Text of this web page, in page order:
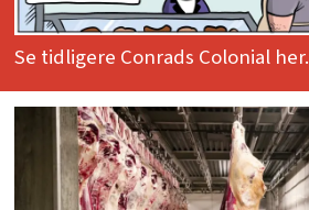
Se tidligere Conrads Colonial her.